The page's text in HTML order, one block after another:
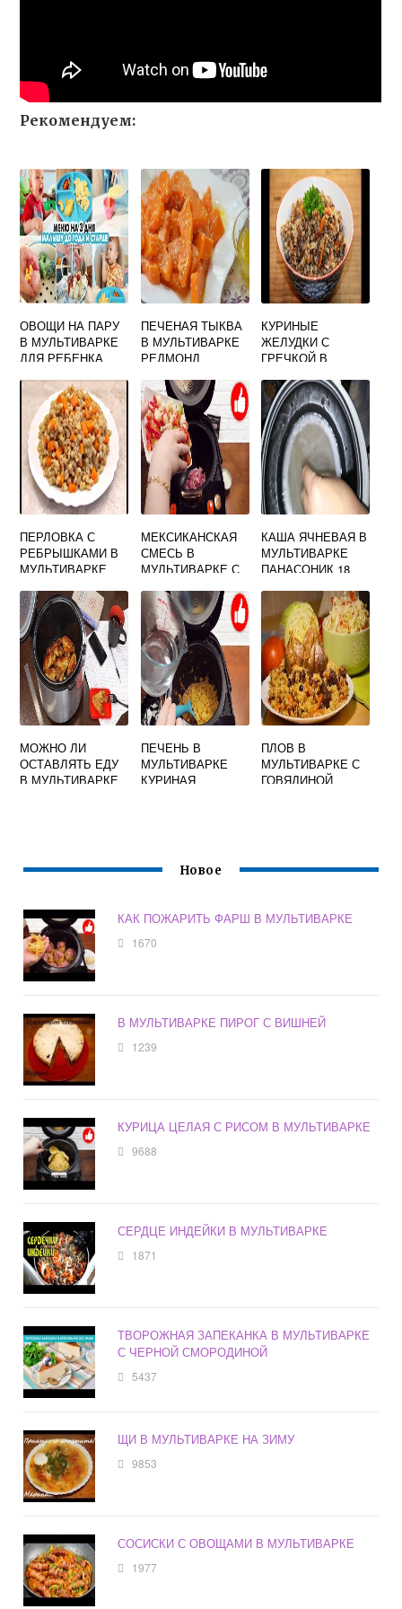
Рекомендуем:
ОВОЩИ НА ПАРУ
В МУЛЬТИВАРКЕ
ДЛЯ РЕБЕНКА
ПЕЧЕНАЯ ТЫКВА
В МУЛЬТИВАРКЕ
РЕДМОНД
КУРИНЫЕ
ЖЕЛУДКИ С
ГРЕЧКОЙ В
ПЕРЛОВКА С
РЕБРЫШКАМИ В
МУЛЬТИВАРКЕ
МЕКСИКАНСКАЯ
СМЕСЬ В
МУЛЬТИВАРКЕ С
КАША ЯЧНЕВАЯ В
МУЛЬТИВАРКЕ
ПАНАСОНИК 18
МОЖНО ЛИ
ОСТАВЛЯТЬ ЕДУ
В МУЛЬТИВАРКЕ
ПЕЧЕНЬ В
МУЛЬТИВАРКЕ
КУРИНАЯ
ПЛОВ В
МУЛЬТИВАРКЕ С
ГОВЯДИНОЙ
Новое
КАК ПОЖАРИТЬ ФАРШ В МУЛЬТИВАРКЕ
1670
В МУЛЬТИВАРКЕ ПИРОГ С ВИШНЕЙ
1239
КУРИЦА ЦЕЛАЯ С РИСОМ В МУЛЬТИВАРКЕ
9688
СЕРДЦЕ ИНДЕЙКИ В МУЛЬТИВАРКЕ
1871
ТВОРОЖНАЯ ЗАПЕКАНКА В МУЛЬТИВАРКЕ
С ЧЕРНОЙ СМОРОДИНОЙ
5437
ЩИ В МУЛЬТИВАРКЕ НА ЗИМУ
9853
СОСИСКИ С ОВОЩАМИ В МУЛЬТИВАРКЕ
1977